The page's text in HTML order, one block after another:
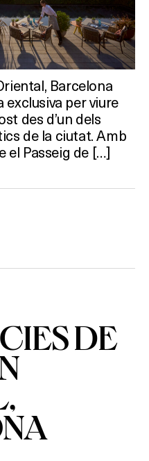
Barcelona
exclusiva per viure
des d’un dels
de la ciutat. Amb
el Passeig de […]
DE